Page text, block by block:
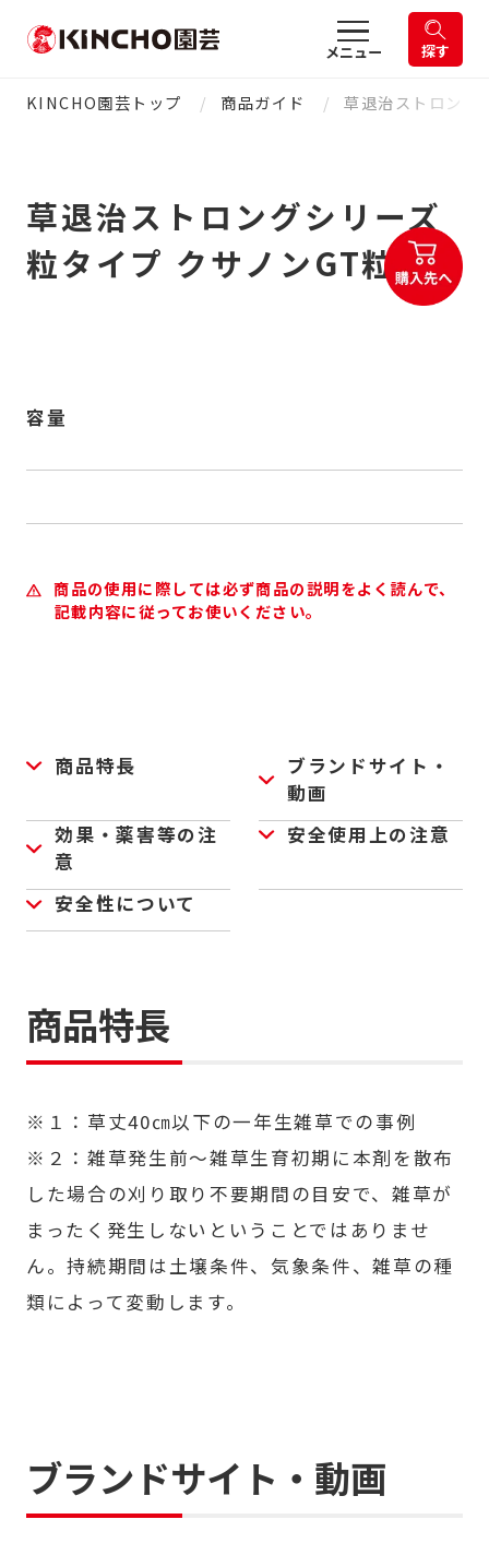
メニュー 探す
KINCHO園芸トップ 商品ガイド 草退治ストロング
草退治ストロングシリーズ
粒タイプ クサノンGT粒剤
容量
商品の使用に際しては必ず商品の説明をよく読んで、
記載内容に従ってお使いください。
商品特長
ブランドサイト・
動画
効果・薬害等の注
意
安全使用上の注意
安全性について
商品特長
※１：草丈40㎝以下の一年生雑草での事例
※２：雑草発生前～雑草生育初期に本剤を散布
した場合の刈り取り不要期間の目安で、雑草が
まったく発生しないということではありませ
ん。持続期間は土壌条件、気象条件、雑草の種
類によって変動します。
ブランドサイト・動画